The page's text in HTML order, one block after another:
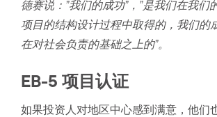
德赛说：”我们的成功”，”是我们在我们
项目的结构设计过程中取得的，我们的
在对社会负责的基础之上的”。
EB-5 项目认证
如果投资人对地区中心感到满意，他们